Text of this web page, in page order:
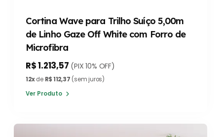
Cortina Wave para Trilho Suíço 5,00m
de Linho Gaze Off White com Forro de
Microfibra
R$ 1.213,57 (PIX 10% OFF)
12xde R$ 112,37 (sem juros)
Ver Produto